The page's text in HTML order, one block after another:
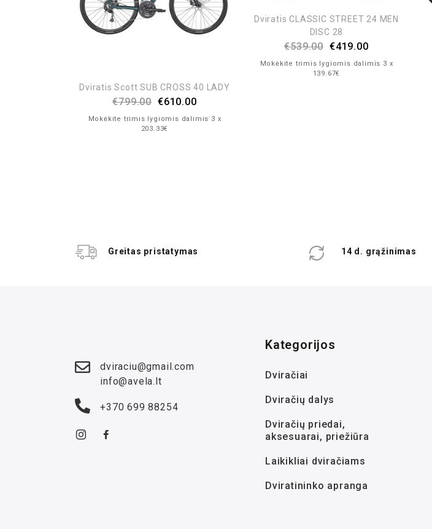
Dviratis Scott SUB CROSS 40 LADY
€799.00 €610.00
Mokėkite trimis lygiomis dalimis 3 x
203.33€
Dviratis CLASSIC STREET 24 MEN
DISC 28
€539.00 €419.00
Mokėkite trimis lygiomis dalimis 3 x
139.67€
Greitas pristatymas 14 d. grąžinimas
dviraciu@gmail.com
info@avela.lt
+370 699 88254
Kategorijos
Dviračiai
Dviračių dalys
Dviračių priedai,
aksesuarai, priežiūra
Laikikliai dviračiams
Dviratininko apranga